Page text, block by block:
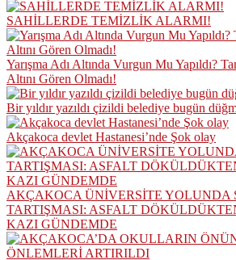
SAHİLLERDE TEMİZLİK ALARMI!
Yarışma Adı Altında Vurgun Mu Yapıldı?
Altını Gören Olmadı!
Bir yıldır yazıldı çizildi belediye bugün
Akçakoca devlet Hastanesi’nde Şok olay
AKÇAKOCA ÜNİVERSİTE YOLUNDA
TARTIŞMASI: ASFALT
KAZI GÜNDEMDE